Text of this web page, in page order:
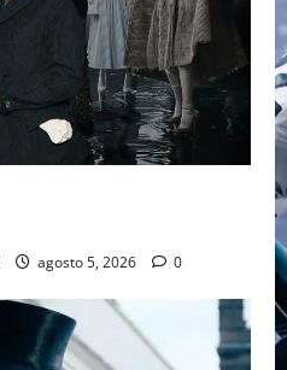
agosto 5, 2026 0